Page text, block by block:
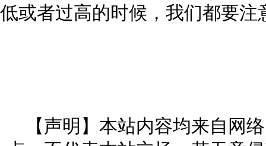
低或者过高的时候，我们都要注
【声明】本站内容均来自网